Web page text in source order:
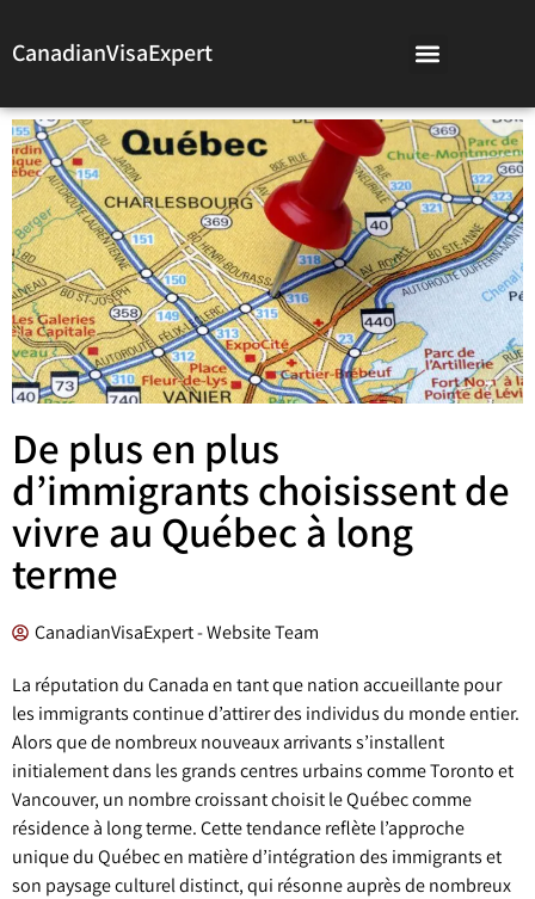
CanadianVisaExpert
De plus en plus
d’immigrants choisissent de
vivre au Québec à long
terme
CanadianVisaExpert - Website Team
La réputation du Canada en tant que nation accueillante pour
les immigrants continue d’attirer des individus du monde entier.
Alors que de nombreux nouveaux arrivants s’installent
initialement dans les grands centres urbains comme Toronto et
Vancouver, un nombre croissant choisit le Québec comme
résidence à long terme. Cette tendance reflète l’approche
unique du Québec en matière d’intégration des immigrants et
son paysage culturel distinct, qui résonne auprès de nombreux